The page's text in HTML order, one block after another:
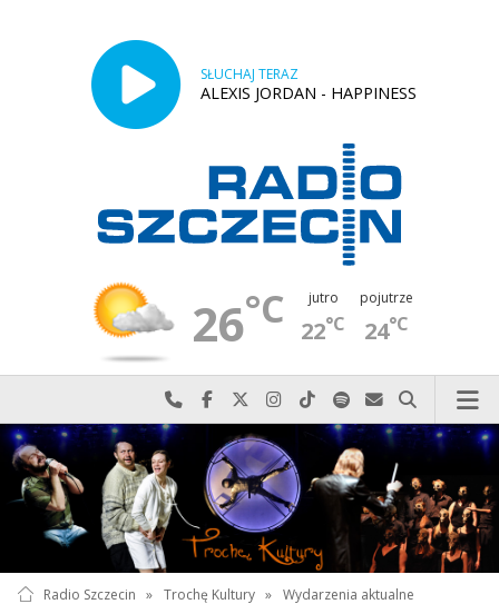
SŁUCHAJ TERAZ
ALEXIS JORDAN - HAPPINESS
26°C jutro
22°C
pojutrze
24°C
Najlepiej po prostu do nas zadzwoń
Odwiedź nas na Facebook-u
Odwiedź nas na X
Odwiedź nas na Instagram-ie
Odwiedź nas na TikTok-u
Szukaj nas na Spotify
Wyślij do nas
Szukaj
Radio Szczecin » Trochę Kultury » Wydarzenia aktualne